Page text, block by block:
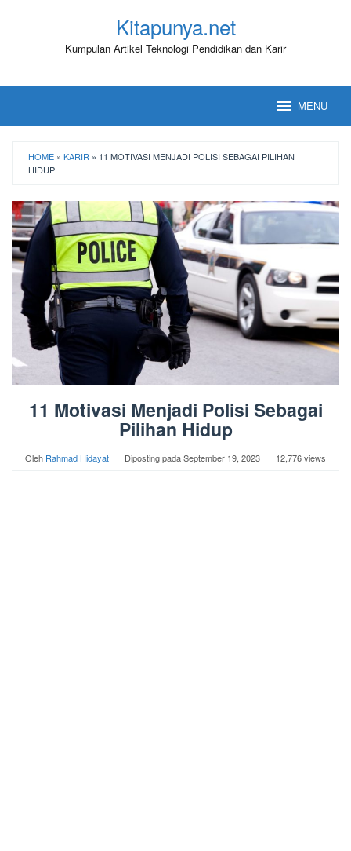
Kitapunya.net
Kumpulan Artikel Teknologi Pendidikan dan Karir
MENU
HOME » KARIR » 11 MOTIVASI MENJADI POLISI SEBAGAI PILIHAN
HIDUP
11 Motivasi Menjadi Polisi Sebagai
Pilihan Hidup
Oleh Rahmad Hidayat Diposting padaSeptember 19, 2023 12,776 views